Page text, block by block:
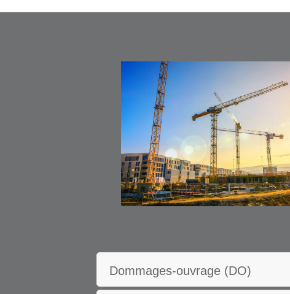
Dommages-ouvrage (DO)